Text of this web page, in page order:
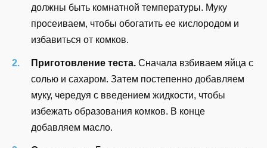
должны быть комнатной температуры. Муку
просеиваем, чтобы обогатить ее кислородом и
избавиться от комков.
Приготовление теста. Сначала взбиваем яйца с
солью и сахаром. Затем постепенно добавляем
муку, чередуя с введением жидкости, чтобы
избежать образования комков. В конце
добавляем масло.